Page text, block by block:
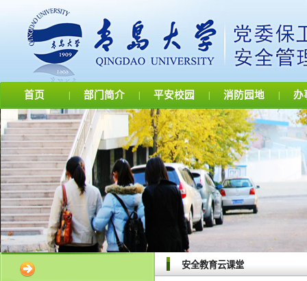
首页 部门简介 平安校园 消防园地 办
安全教育云课堂